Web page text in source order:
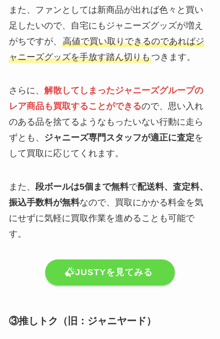
また、ファンとしては新商品が出れば色々と買い
足したいので、自宅にもジャニーズグッズが増え
がちですが、 高値で買い取りできるのであればジ
ャニーズグッズを手放す踏ん切りもつきます。
さらに、 解散してしまったジャニーズグループの
レア商品も買取することができるので、思い入れ
のある品を捨てるようなもったいない行動に走ら
ずとも、
ジャニーズ専門スタッフが適正に査定を
して買取に応じてくれます。
また、 段ボールは5個まで無料で配送料、査定料、
振込手数料が無料なので、買取にかかる料金を気
にせずに気軽に買取作業を進めることも可能で
す。
JUSTYを見てみる
③推しトク（旧：ジャニヤード）